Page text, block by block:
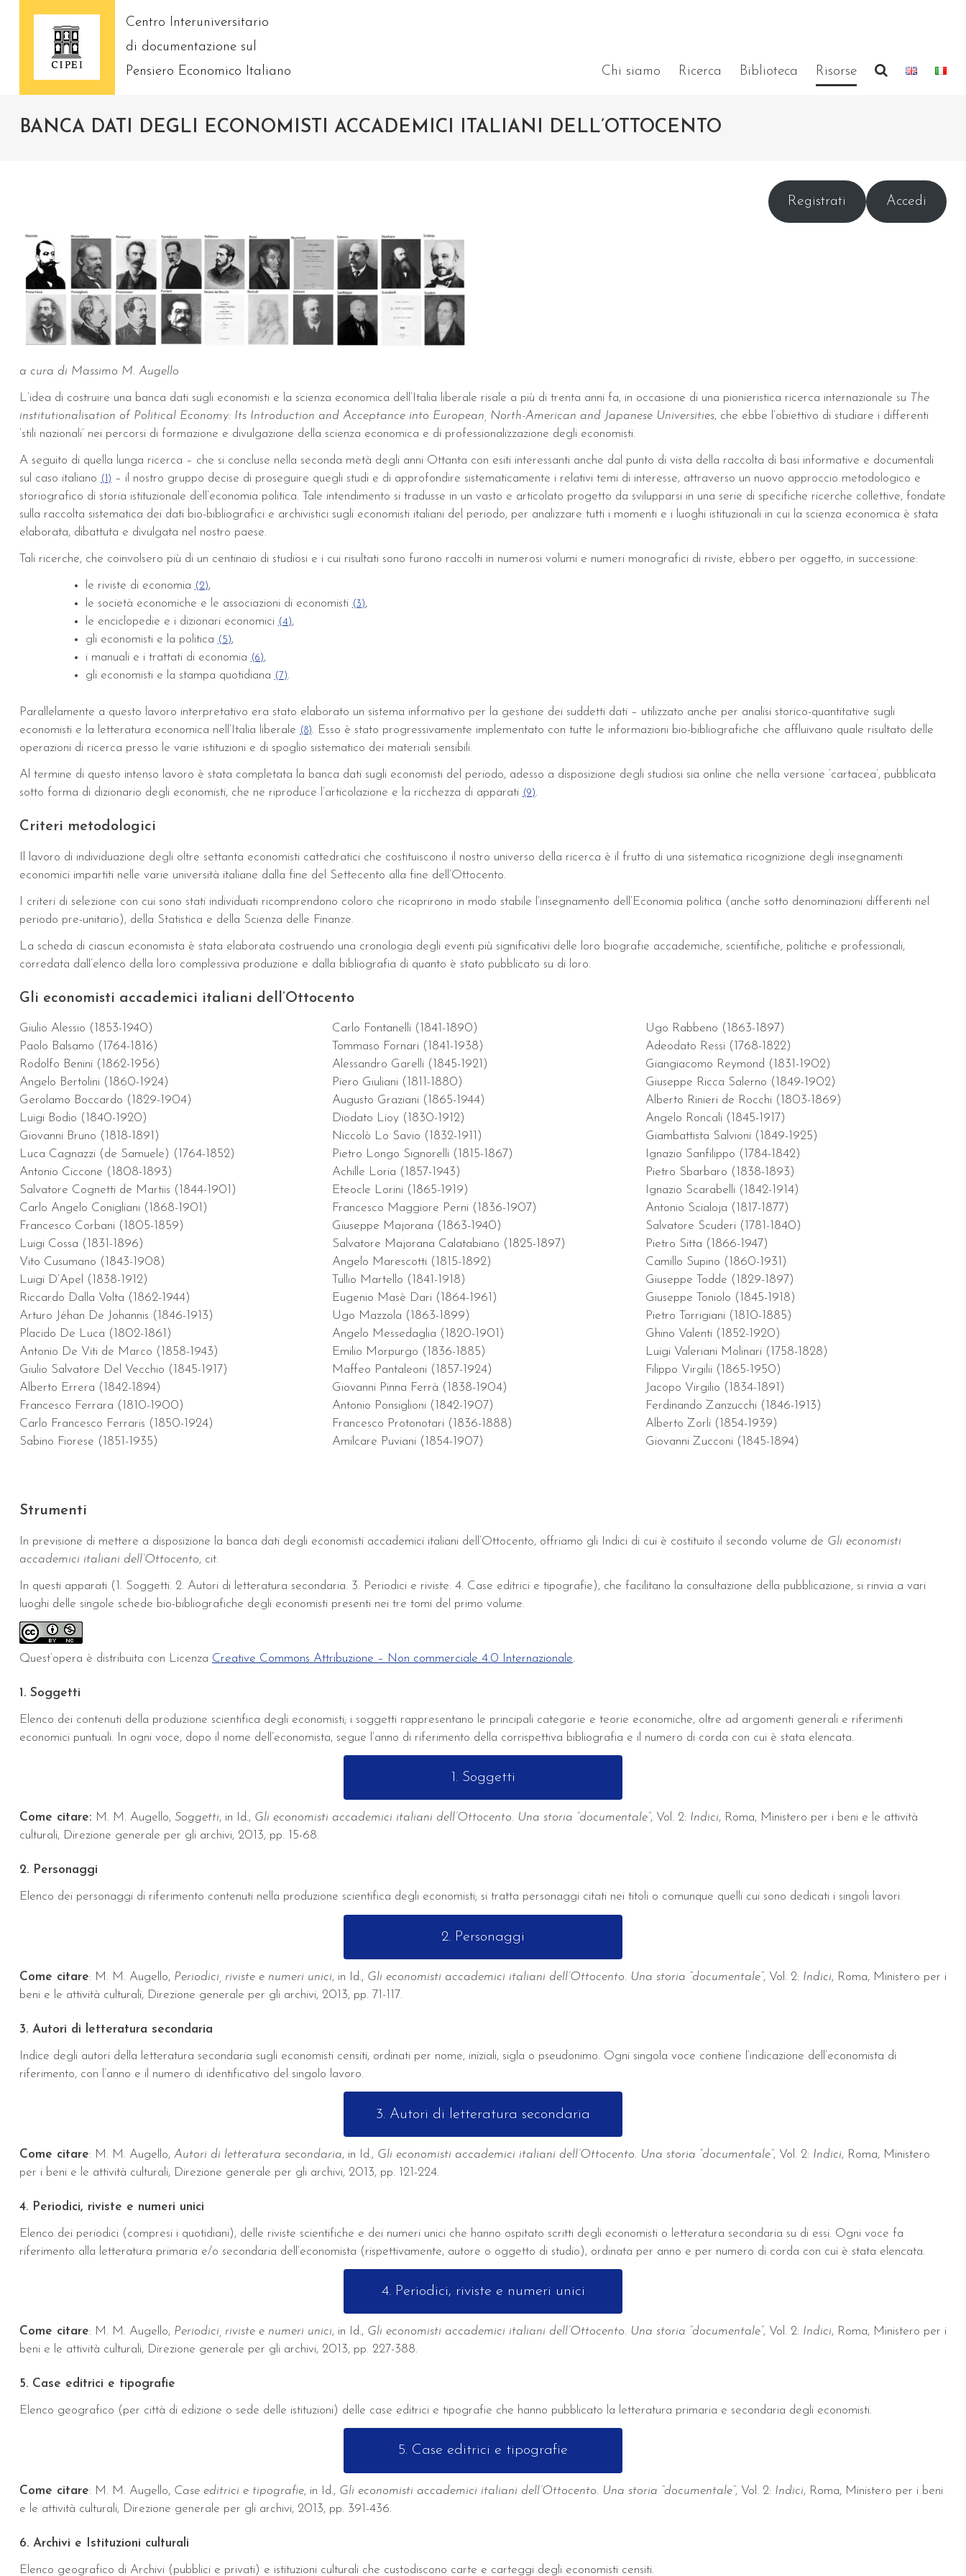
Chi siamo Ricerca Biblioteca Risorse
Centro Interuniversitario
di documentazione sul
Pensiero Economico Italiano
BANCA DATI DEGLI ECONOMISTI ACCADEMICI ITALIANI DELL’OTTOCENTO
Registrati Accedi
a cura di Massimo M. Augello
L’idea di costruire una banca dati sugli economisti e la scienza economica dell’Italia liberale risale a più di trenta anni fa, in occasione di una pionieristica ricerca internazionale su The
institutionalisation of Political Economy: Its Introduction and Acceptance into European, North-American and Japanese Universities, che ebbe l’obiettivo di studiare i differenti
‘stili nazionali’ nei percorsi di formazione e divulgazione della scienza economica e di professionalizzazione degli economisti.
A seguito di quella lunga ricerca – che si concluse nella seconda metà degli anni Ottanta con esiti interessanti anche dal punto di vista della raccolta di basi informative e documentali
sul caso italiano
(1) – il nostro gruppo decise di proseguire quegli studi e di approfondire sistematicamente i relativi temi di interesse, attraverso un nuovo approccio metodologico e
storiografico di storia istituzionale dell’economia politica. Tale intendimento si tradusse in un vasto e articolato progetto da svilupparsi in una serie di specifiche ricerche collettive, fondate
sulla raccolta sistematica dei dati bio-bibliografici e archivistici sugli economisti italiani del periodo, per analizzare tutti i momenti e i luoghi istituzionali in cui la scienza economica è stata
elaborata, dibattuta e divulgata nel nostro paese.
Tali ricerche, che coinvolsero più di un centinaio di studiosi e i cui risultati sono furono raccolti in numerosi volumi e numeri monografici di riviste, ebbero per oggetto, in successione:
le riviste di economia (2),
le società economiche e le associazioni di economisti (3),
le enciclopedie e i dizionari economici (4),
gli economisti e la politica
(5),
i manuali e i trattati di economia
(6),
gli economisti e la stampa quotidiana
(7).
Parallelamente a questo lavoro interpretativo era stato elaborato un sistema informativo per la gestione dei suddetti dati – utilizzato anche per analisi storico-quantitative sugli
economisti e la letteratura economica nell’Italia liberale
(8). Esso è stato progressivamente implementato con tutte le informazioni bio-bibliografiche che affluivano quale risultato delle
operazioni di ricerca presso le varie istituzioni e di spoglio sistematico dei materiali sensibili.
Al termine di questo intenso lavoro è stata completata la banca dati sugli economisti del periodo, adesso a disposizione degli studiosi sia online che nella versione ‘cartacea’, pubblicata
sotto forma di dizionario degli economisti, che ne riproduce l’articolazione e la ricchezza di apparati (9).
Criteri metodologici
Il lavoro di individuazione degli oltre settanta economisti cattedratici che costituiscono il nostro universo della ricerca è il frutto di una sistematica ricognizione degli insegnamenti
economici impartiti nelle varie università italiane dalla fine del Settecento alla fine dell’Ottocento.
I criteri di selezione con cui sono stati individuati ricomprendono coloro che ricoprirono in modo stabile l’insegnamento dell’Economia politica (anche sotto denominazioni differenti nel
periodo pre-unitario), della Statistica e della Scienza delle Finanze.
La scheda di ciascun economista è stata elaborata costruendo una cronologia degli eventi più significativi delle loro biografie accademiche, scientifiche, politiche e professionali,
corredata dall’elenco della loro complessiva produzione e dalla bibliografia di quanto è stato pubblicato su di loro.
Gli economisti accademici italiani dell’Ottocento
Giulio Alessio (1853-1940)
Paolo Balsamo (1764-1816)
Rodolfo Benini (1862-1956)
Angelo Bertolini (1860-1924)
Gerolamo Boccardo (1829-1904)
Luigi Bodio (1840-1920)
Giovanni Bruno (1818-1891)
Luca Cagnazzi (de Samuele) (1764-1852)
Antonio Ciccone (1808-1893)
Salvatore Cognetti de Martiis (1844-1901)
Carlo Angelo Conigliani (1868-1901)
Francesco Corbani (1805-1859)
Luigi Cossa (1831-1896)
Vito Cusumano (1843-1908)
Luigi D’Apel (1838-1912)
Riccardo Dalla Volta (1862-1944)
Arturo Jéhan De Johannis (1846-1913)
Placido De Luca (1802-1861)
Antonio De Viti de Marco (1858-1943)
Giulio Salvatore Del Vecchio (1845-1917)
Alberto Errera (1842-1894)
Francesco Ferrara (1810-1900)
Carlo Francesco Ferraris (1850-1924)
Sabino Fiorese (1851-1935)
Carlo Fontanelli (1841-1890)
Tommaso Fornari (1841-1938)
Alessandro Garelli (1845-1921)
Piero Giuliani (1811-1880)
Augusto Graziani (1865-1944)
Diodato Lioy (1830-1912)
Niccolò Lo Savio (1832-1911)
Pietro Longo Signorelli (1815-1867)
Achille Loria (1857-1943)
Eteocle Lorini (1865-1919)
Francesco Maggiore Perni (1836-1907)
Giuseppe Majorana (1863-1940)
Salvatore Majorana Calatabiano (1825-1897)
Angelo Marescotti (1815-1892)
Tullio Martello (1841-1918)
Eugenio Masè Dari (1864-1961)
Ugo Mazzola (1863-1899)
Angelo Messedaglia (1820-1901)
Emilio Morpurgo (1836-1885)
Maffeo Pantaleoni (1857-1924)
Giovanni Pinna Ferrà (1838-1904)
Antonio Ponsiglioni (1842-1907)
Francesco Protonotari (1836-1888)
Amilcare Puviani (1854-1907)
Ugo Rabbeno (1863-1897)
Adeodato Ressi (1768-1822)
Giangiacomo Reymond (1831-1902)
Giuseppe Ricca Salerno (1849-1902)
Alberto Rinieri de Rocchi (1803-1869)
Angelo Roncali (1845-1917)
Giambattista Salvioni (1849-1925)
Ignazio Sanfilippo (1784-1842)
Pietro Sbarbaro (1838-1893)
Ignazio Scarabelli (1842-1914)
Antonio Scialoja (1817-1877)
Salvatore Scuderi (1781-1840)
Pietro Sitta (1866-1947)
Camillo Supino (1860-1931)
Giuseppe Todde (1829-1897)
Giuseppe Toniolo (1845-1918)
Pietro Torrigiani (1810-1885)
Ghino Valenti (1852-1920)
Luigi Valeriani Molinari (1758-1828)
Filippo Virgilii (1865-1950)
Jacopo Virgilio (1834-1891)
Ferdinando Zanzucchi (1846-1913)
Alberto Zorli (1854-1939)
Giovanni Zucconi (1845-1894)
Strumenti
In previsione di mettere a disposizione la banca dati degli economisti accademici italiani dell’Ottocento, offriamo gli Indici di cui è costituito il secondo volume de Gli economisti
accademici italiani dell’Ottocento, cit.
In questi apparati (1. Soggetti. 2. Autori di letteratura secondaria. 3. Periodici e riviste. 4. Case editrici e tipografie), che facilitano la consultazione della pubblicazione, si rinvia a vari
luoghi delle singole schede bio-bibliografiche degli economisti presenti nei tre tomi del primo volume.
Quest’opera è distribuita con Licenza Creative Commons Attribuzione – Non commerciale 4.0 Internazionale.
1. Soggetti
Elenco dei contenuti della produzione scientifica degli economisti; i soggetti rappresentano le principali categorie e teorie economiche, oltre ad argomenti generali e riferimenti
economici puntuali. In ogni voce, dopo il nome dell’economista, segue l’anno di riferimento della corrispettiva bibliografia e il numero di corda con cui è stata elencata.
1. Soggetti
Come citare: M. M. Augello, Soggetti, in Id., Gli economisti accademici italiani dell’Ottocento. Una storia “documentale”, Vol. 2: Indici, Roma, Ministero per i beni e le attività
culturali, Direzione generale per gli archivi, 2013, pp. 15-68.
2. Personaggi
Elenco dei personaggi di riferimento contenuti nella produzione scientifica degli economisti; si tratta personaggi citati nei titoli o comunque quelli cui sono dedicati i singoli lavori.
2. Personaggi
Come citare: M. M. Augello, Periodici, riviste e numeri unici, in Id., Gli economisti accademici italiani dell’Ottocento. Una storia “documentale”, Vol. 2: Indici, Roma, Ministero per i
beni e le attività culturali, Direzione generale per gli archivi, 2013, pp. 71-117.
3. Autori di letteratura secondaria
Indice degli autori della letteratura secondaria sugli economisti censiti, ordinati per nome, iniziali, sigla o pseudonimo. Ogni singola voce contiene l’indicazione dell’economista di
riferimento, con l’anno e il numero di identificativo del singolo lavoro.
3. Autori di letteratura secondaria
Come citare: M. M. Augello, Autori di letteratura secondaria, in Id., Gli economisti accademici italiani dell’Ottocento. Una storia “documentale”, Vol. 2: Indici, Roma, Ministero
per i beni e le attività culturali, Direzione generale per gli archivi, 2013, pp. 121-224.
4. Periodici, riviste e numeri unici
Elenco dei periodici (compresi i quotidiani), delle riviste scientifiche e dei numeri unici che hanno ospitato scritti degli economisti o letteratura secondaria su di essi. Ogni voce fa
riferimento alla letteratura primaria e/o secondaria dell’economista (rispettivamente, autore o oggetto di studio), ordinata per anno e per numero di corda con cui è stata elencata.
4. Periodici, riviste e numeri unici
Come citare: M. M. Augello, Periodici, riviste e numeri unici, in Id., Gli economisti accademici italiani dell’Ottocento. Una storia “documentale”, Vol. 2: Indici, Roma, Ministero per i
beni e le attività culturali, Direzione generale per gli archivi, 2013, pp. 227-388.
5. Case editrici e tipografie
Elenco geografico (per città di edizione o sede delle istituzioni) delle case editrici e tipografie che hanno pubblicato la letteratura primaria e secondaria degli economisti.
5. Case editrici e tipografie
Come citare: M. M. Augello, Case editrici e tipografie, in Id., Gli economisti accademici italiani dell’Ottocento. Una storia “documentale”, Vol. 2: Indici, Roma, Ministero per i beni
e le attività culturali, Direzione generale per gli archivi, 2013, pp. 391-436.
6. Archivi e Istituzioni culturali
Elenco geografico di Archivi (pubblici e privati) e istituzioni culturali che custodiscono carte e carteggi degli economisti censiti.